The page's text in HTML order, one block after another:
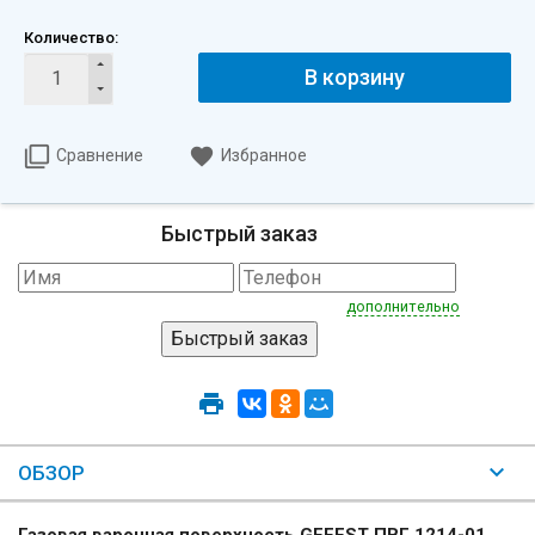
Количество:
В корзину
Сравнение Избранное
Быстрый заказ
дополнительно
ОБЗОР